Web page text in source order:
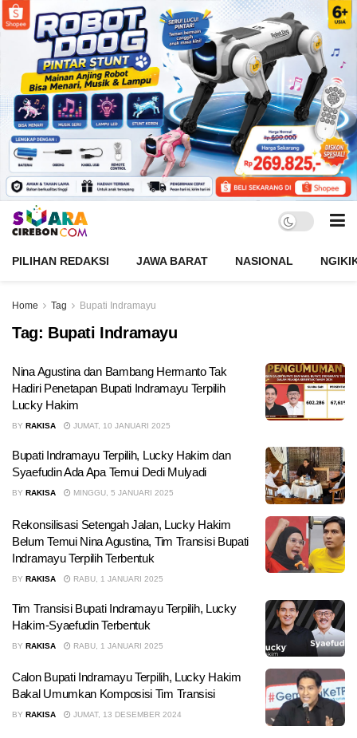
PILIHAN REDAKSI JAWA BARAT NASIONAL
Home Tag Bupati Indramayu
Tag: Bupati Indramayu
Nina Agustina dan Bambang Hermanto Tak
Hadiri Penetapan Bupati Indramayu Terpilih
Lucky Hakim
BY RAKISA JUMAT, 10 JANUARI 2025
Bupati Indramayu Terpilih, Lucky Hakim dan
Syaefudin Ada Apa Temui Dedi Mulyadi
BY RAKISA MINGGU, 5 JANUARI 2025
Rekonsilisasi Setengah Jalan, Lucky Hakim
Belum Temui Nina Agustina, Tim Transisi Bupati
Indramayu Terpilih Terbentuk
BY RAKISA RABU, 1 JANUARI 2025
Tim Transisi Bupati Indramayu Terpilih, Lucky
Hakim-Syaefudin Terbentuk
BY RAKISA RABU, 1 JANUARI 2025
Calon Bupati Indramayu Terpilih, Lucky Hakim
Bakal Umumkan Komposisi Tim Transisi
BY RAKISA JUMAT, 13 DESEMBER 2024